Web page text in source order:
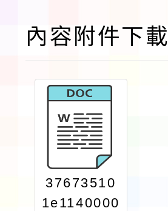
內容附件下載
37673510
1e1140000